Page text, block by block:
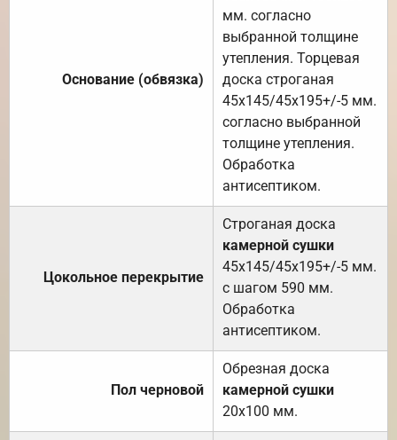
Основание (обвязка)
мм. согласно
выбранной толщине
утепления. Торцевая
доска строганая
45х145/45х195+/-5 мм.
согласно выбранной
толщине утепления.
Обработка
антисептиком.
Цокольное перекрытие
Строганая доска
камерной сушки
45х145/45х195+/-5 мм.
с шагом 590 мм.
Обработка
антисептиком.
Пол черновой
Обрезная доска
камерной сушки
20х100 мм.